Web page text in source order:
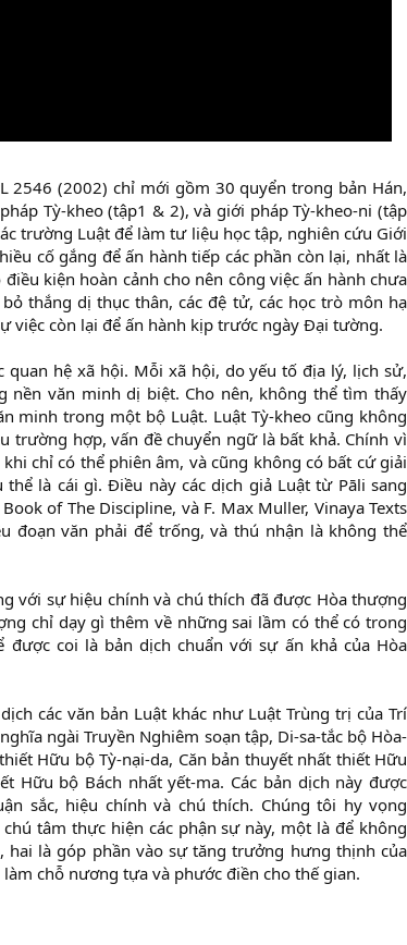
2546 (2002) chỉ mới gồm 30 quyển trong bản Hán,
Tỳ-kheo (tập1 & 2), và giới pháp Tỳ-kheo-ni (tập
trường Luật để làm tư liệu học tập, nghiên cứu Giới
cố gắng để ấn hành tiếp các phần còn lại, nhất là
kiện hoàn cảnh cho nên công việc ấn hành chưa
thắng dị thục thân, các đệ tử, các học trò môn hạ
việc còn lại để ấn hành kịp trước ngày Đại tường.
hệ xã hội. Mỗi xã hội, do yếu tố địa lý, lịch sử,
văn minh dị biệt. Cho nên, không thể tìm thấy
minh trong một bộ Luật. Luật Tỳ-kheo cũng không
trường hợp, vấn đề chuyển ngữ là bất khả. Chính vì
chỉ có thể phiên âm, và cũng không có bất cứ giải
là cái gì. Điều này các dịch giả Luật từ Pāli sang
of The Discipline, và F. Max Muller, Vinaya Texts
đoạn văn phải để trống, và thú nhận là không thể
với sự hiệu chính và chú thích đã được Hòa thượng
chỉ dạy gì thêm về những sai lầm có thể có trong
coi là bản dịch chuẩn với sự ấn khả của Hòa
các văn bản Luật khác như Luật Trùng trị của Trí
ngài Truyền Nghiêm soạn tập, Di-sa-tắc bộ Hòa-
Hữu bộ Tỳ-nại-da, Căn bản thuyết nhất thiết Hữu
Hữu bộ Bách nhất yết-ma. Các bản dịch này được
sắc, hiệu chính và chú thích. Chúng tôi hy vọng
tâm thực hiện các phận sự này, một là để không
hai là góp phần vào sự tăng trưởng hưng thịnh của
chỗ nương tựa và phước điền cho thế gian.